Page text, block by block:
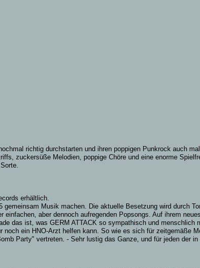
richtig durchstarten und ihren poppigen Punkrock auch
zuckersüße Melodien, poppige Chöre und eine enorme
erhältlich.
Musik machen. Die aktuelle Besetzung wird durch
aber dennoch aufregenden Popsongs. Auf ihrem
das ist, was GERM ATTACK so sympathisch und
ein HNO-Arzt helfen kann. So wie es sich für zeitgemäße
Party" vertreten. - Sehr lustig das Ganze, und für jeden der